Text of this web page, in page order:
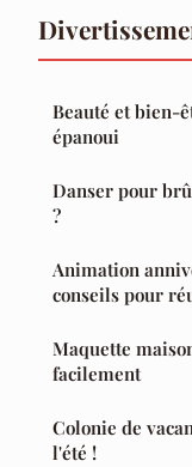
Beauté et bien-
épanoui
Danser pour
?
Animation
conseils pour
Maquette
facilement
Colonie de
l'été !